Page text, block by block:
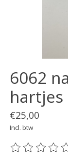
6062
hartjes
€25,00
Incl. btw
De